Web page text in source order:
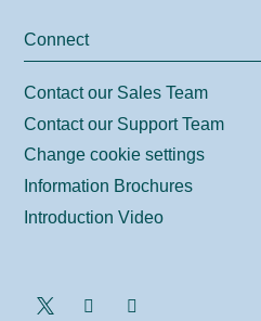
Connect
Contact our Sales Team
Contact our Support Team
Change cookie settings
Information Brochures
Introduction Video